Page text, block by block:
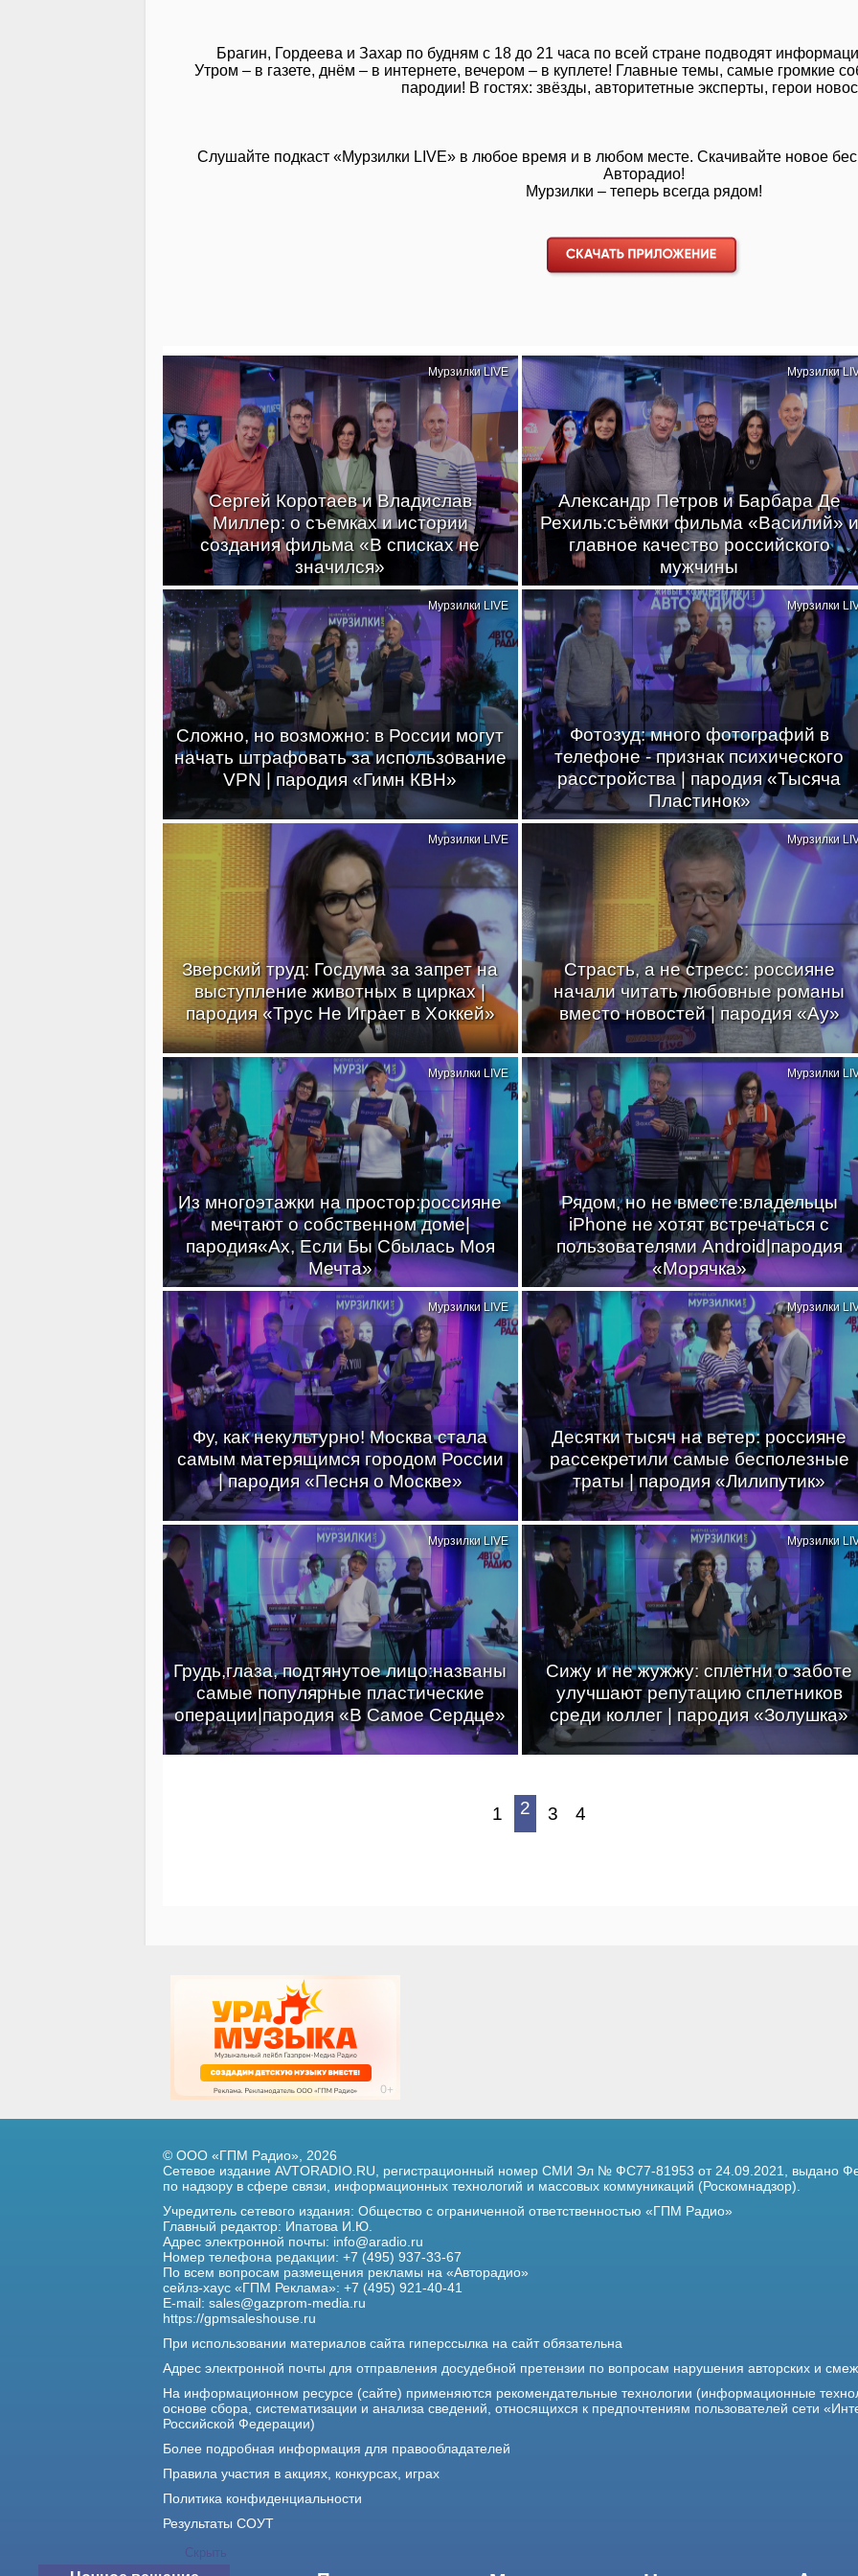
Брагин, Гордеева и Захар по будням с 18 до 21 часа по всей стране подводят
Утром – в газете, днём – в интернете, вечером – в куплете! Главные темы, самые громкие
пародии! В гостях: звёзды, авторитетные эксперты, герои
Слушайте подкаст «Мурзилки LIVE» в любое время и в любом месте. Скачивайте новое
Авторадио!
Мурзилки – теперь всегда рядом!
Сергей Коротаев и Владислав
Миллер: о съемках и истории
создания фильма «В списках не
значился»
Мурзилки LIVE
Александр Петров и Барбара Де
Рехиль:съёмки фильма «Василий» и
главное качество российского
мужчины
Мурзилки
Сложно, но возможно: в России могут
начать штрафовать за использование
VPN | пародия «Гимн КВН»
Мурзилки LIVE
Фотозуд: много фотографий в
телефоне - признак психического
расстройства | пародия «Тысяча
Пластинок»
Мурзилки
Зверский труд: Госдума за запрет на
выступление животных в цирках |
пародия «Трус Не Играет в Хоккей»
Мурзилки LIVE
Страсть, а не стресс: россияне
начали читать любовные романы
вместо новостей | пародия «Ау»
Мурзилки
Из многоэтажки на простор:россияне
мечтают о собственном доме|
пародия«Ах, Если Бы Сбылась Моя
Мечта»
Мурзилки LIVE
Рядом, но не вместе:владельцы
iPhone не хотят встречаться с
пользователями Android|пародия
«Морячка»
Мурзилки
Фу, как некультурно! Москва стала
самым матерящимся городом России
| пародия «Песня о Москве»
Мурзилки LIVE
Десятки тысяч на ветер: россияне
рассекретили самые бесполезные
траты | пародия «Лилипутик»
Мурзилки
Грудь,глаза, подтянутое лицо:названы
самые популярные пластические
операции|пародия «В Самое Сердце»
Мурзилки LIVE
Сижу и не жужжу: сплетни о заботе
улучшают репутацию сплетников
среди коллег | пародия «Золушка»
Мурзилки
1 2 3 4
Скрыть
© ООО «ГПМ Радио», 2026
Сетевое издание AVTORADIO.RU, регистрационный номер СМИ Эл № ФС77-81953 от 24.09.2021,
выдано
по надзору в сфере связи,
информационных технологий и массовых коммуникаций (Роскомнадзор).
Учредитель сетевого издания: Общество с ограниченной ответственностью «ГПМ Радио»
Главный редактор: Ипатова И.Ю.
Адрес электронной почты: info@aradio.ru
Номер телефона редакции: +7 (495) 937-33-67
По всем вопросам размещения рекламы на «Авторадио»
сейлз-хаус «ГПМ Реклама»: +7 (495) 921-40-41
E-mail: sales@gazprom-media.ru
https://gpmsaleshouse.ru
При использовании материалов сайта гиперссылка на сайт обязательна
Адрес электронной почты для отправления досудебной претензии по вопросам нарушения авторских и
На информационном ресурсе (сайте) применяются рекомендательные технологии (информационные
основе сбора, систематизации и анализа сведений, относящихся к предпочтениям пользователей сети
Российской Федерации)
Более подробная информация для правообладателей
Правила участия в акциях, конкурсах, играх
Политика конфиденциальности
Результаты СОУТ